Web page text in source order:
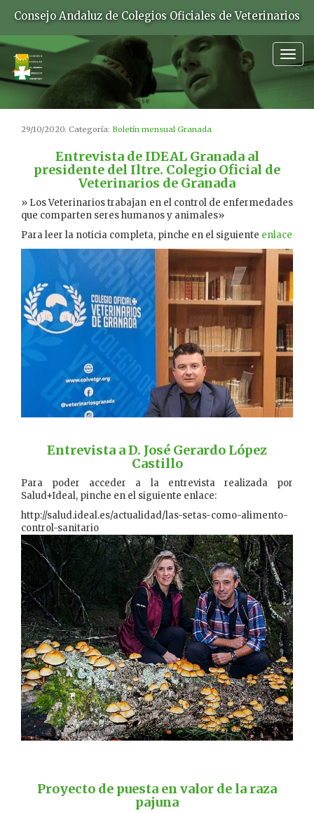
Consejo Andaluz de Colegios Oficiales de Veterinarios
29/10/2020. Categoría: Boletín mensual Granada
Entrevista de IDEAL Granada al
presidente del Iltre. Colegio Oficial de
Veterinarios de Granada
» Los Veterinarios trabajan en el control de enfermedades
que comparten seres humanos y animales»
Para leer la noticia completa, pinche en el siguiente enlace
Entrevista a D. José Gerardo López
Castillo
Para poder acceder a la entrevista realizada por
Salud+Ideal, pinche en el siguiente enlace:
http://salud.ideal.es/actualidad/las-setas-como-alimento-
control-sanitario
Proyecto de puesta en valor de la raza
pajuna